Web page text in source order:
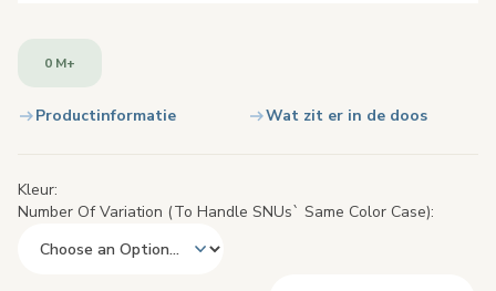
0 M+
Productinformatie Wat zit er in de doos
Kleur
Number Of Variation (to Handle SNUs` Same Color Case)